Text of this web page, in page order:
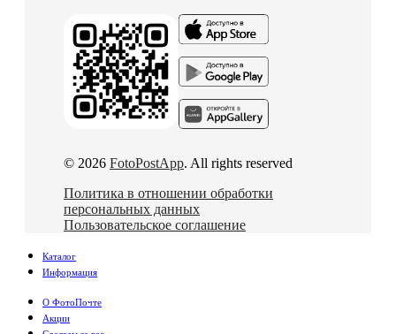
© 2026 FotoPostApp. All rights reserved
Политика в отношении обработки
персональных данных
Пользовательское соглашение
Каталог
Информация
О ФотоПочте
Акции